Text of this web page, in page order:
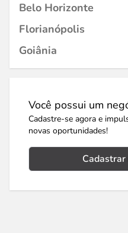
Belo Horizonte
Florianópolis
Goiânia
Você possui um
Cadastre-se agora e
novas oportunidades!